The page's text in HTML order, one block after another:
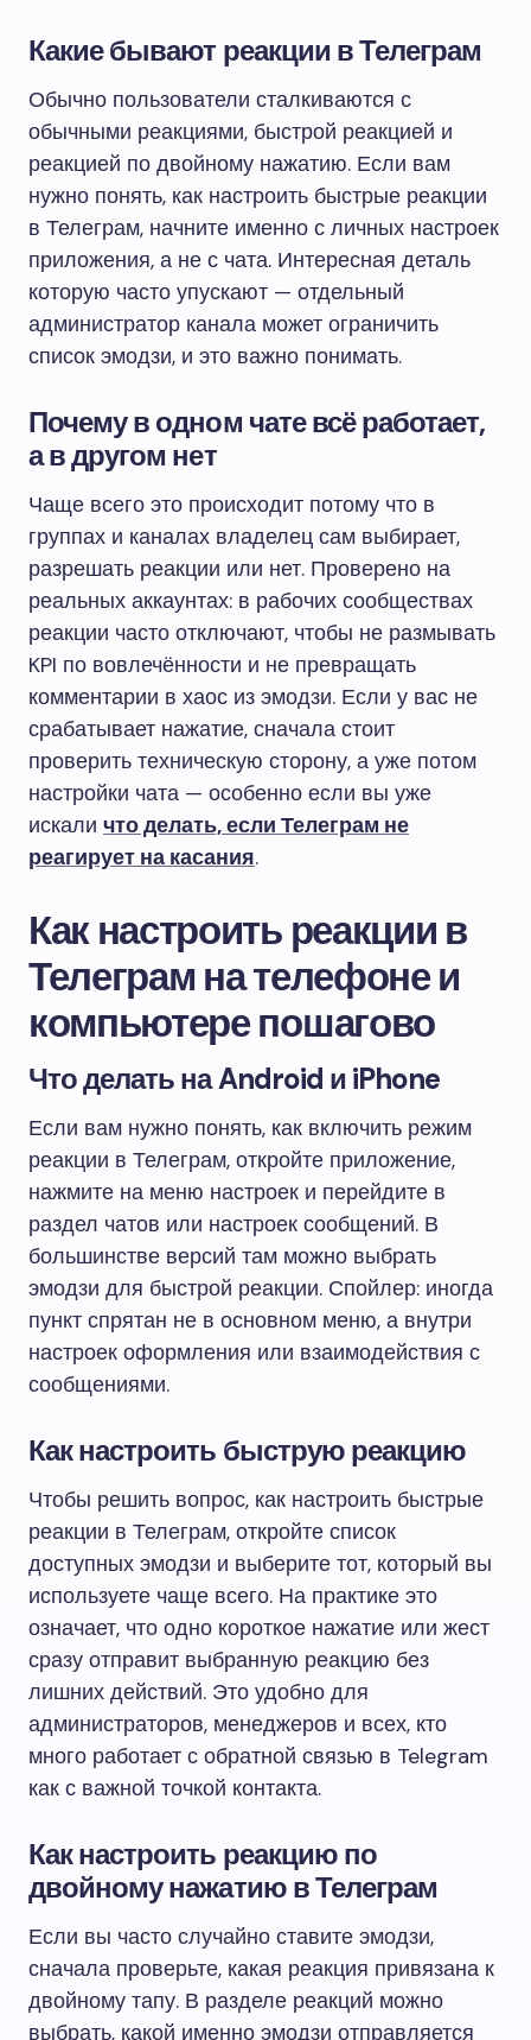
Какие бывают реакции в Телеграм
Обычно пользователи сталкиваются с
обычными реакциями, быстрой реакцией и
реакцией по двойному нажатию. Если вам
нужно понять, как настроить быстрые реакции
в Телеграм, начните именно с личных настроек
приложения, а не с чата. Интересная деталь
которую часто упускают — отдельный
администратор канала может ограничить
список эмодзи, и это важно понимать.
Почему в одном чате всё работает,
а в другом нет
Чаще всего это происходит потому что в
группах и каналах владелец сам выбирает,
разрешать реакции или нет. Проверено на
реальных аккаунтах: в рабочих сообществах
реакции часто отключают, чтобы не размывать
KPI по вовлечённости и не превращать
комментарии в хаос из эмодзи. Если у вас не
срабатывает нажатие, сначала стоит
проверить техническую сторону, а уже потом
настройки чата — особенно если вы уже
искали что делать, если Телеграм не
реагирует на касания.
Как настроить реакции в
Телеграм на телефоне и
компьютере пошагово
Что делать на Android и iPhone
Если вам нужно понять, как включить режим
реакции в Телеграм, откройте приложение,
нажмите на меню настроек и перейдите в
раздел чатов или настроек сообщений. В
большинстве версий там можно выбрать
эмодзи для быстрой реакции. Спойлер: иногда
пункт спрятан не в основном меню, а внутри
настроек оформления или взаимодействия с
сообщениями.
Как настроить быструю реакцию
Чтобы решить вопрос, как настроить быстрые
реакции в Телеграм, откройте список
доступных эмодзи и выберите тот, который вы
используете чаще всего. На практике это
означает, что одно короткое нажатие или жест
сразу отправит выбранную реакцию без
лишних действий. Это удобно для
администраторов, менеджеров и всех, кто
много работает с обратной связью в Telegram
как с важной точкой контакта.
Как настроить реакцию по
двойному нажатию в Телеграм
Если вы часто случайно ставите эмодзи,
сначала проверьте, какая реакция привязана к
двойному тапу. В разделе реакций можно
выбрать, какой именно эмодзи отправляется